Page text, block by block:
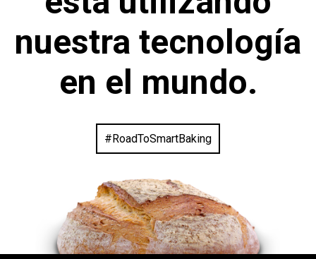
nuestra tecnología
en el mundo.
#RoadToSmartBaking